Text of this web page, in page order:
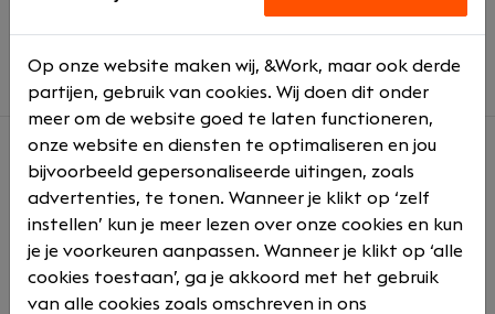
Over ons
Bij Accountantskantoor Van Deventer maken we dat
waar. Of het nu om administratie, advisering, de
jaarrekening of de aangiften gaat, wij vinden het de
normaalste zaak van de wereld dat we toegevoegde
Op onze website maken wij, &Work, maar ook derde
partijen, gebruik van cookies. Wij doen dit onder
meer om de website goed te laten functioneren,
onze website en diensten te optimaliseren en jou
bijvoorbeeld gepersonaliseerde uitingen, zoals
advertenties, te tonen. Wanneer je klikt op ‘zelf
instellen’ kun je meer lezen over onze cookies en kun
je je voorkeuren aanpassen. Wanneer je klikt op ‘alle
cookies toestaan’, ga je akkoord met het gebruik
van alle cookies zoals omschreven in ons